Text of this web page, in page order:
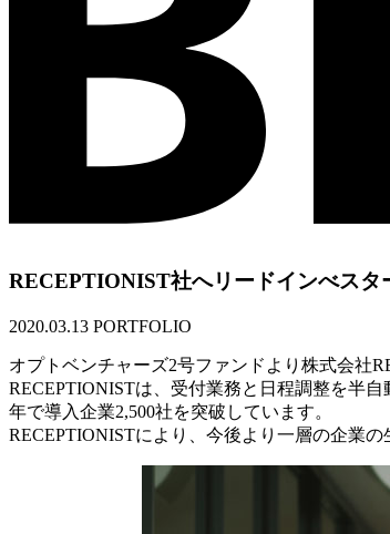
RECEPTIONIST社へリードインべスタ
2020.03.13 PORTFOLIO
オプトベンチャーズ2号ファンドより株式会社
RECEPTIONISTは、受付業務と日程調整を半
年で導入企業2,500社を突破しています。
RECEPTIONISTにより、今後より一層の企業